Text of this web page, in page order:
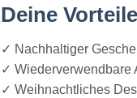
Deine
✓ Nachhaltiger
✓ Wiederverwendbare
✓ Weihnachtliches